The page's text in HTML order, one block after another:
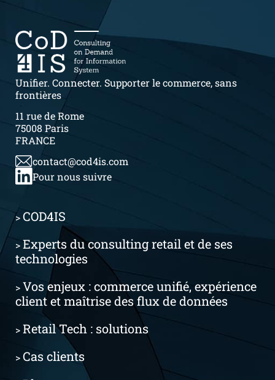
Unifier. Connecter. Supporter le commerce, sans
frontières
11 rue de Rome
75008 Paris
FRANCE
contact@cod4is.com
Pour nous suivre
>COD4IS
>Experts du consulting retail et de ses
technologies
>Vos enjeux : commerce unifié, expérience
client et maîtrise des flux de données
>Retail Tech : solutions
>Cas clients